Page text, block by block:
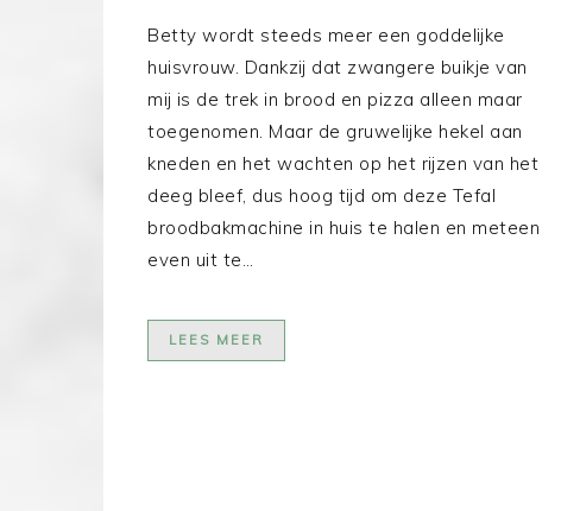
Betty wordt steeds meer een goddelijke
huisvrouw. Dankzij dat zwangere buikje van
mij is de trek in brood en pizza alleen maar
toegenomen. Maar de gruwelijke hekel aan
kneden en het wachten op het rijzen van het
deeg bleef, dus hoog tijd om deze Tefal
broodbakmachine in huis te halen en meteen
even uit te…
LEES MEER